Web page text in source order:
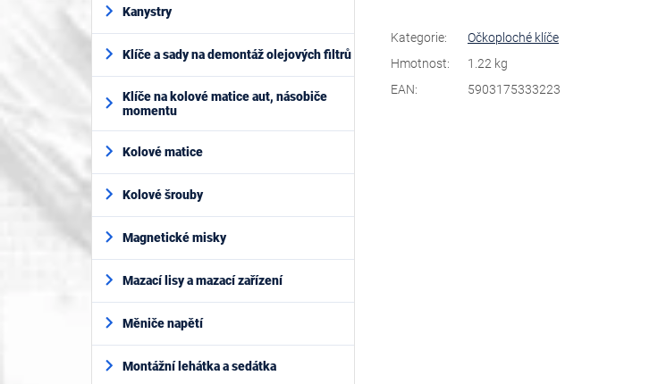
Kanystry
Klíče a sady na demontáž olejových filtrů
Klíče na kolové matice aut, násobiče
momentu
Kolové matice
Kolové šrouby
Magnetické misky
Mazací lisy a mazací zařízení
Měniče napětí
Montážní lehátka a sedátka
Kategorie:
Očkoploché klíče
Hmotnost:
1.22 kg
EAN: 5903175333223